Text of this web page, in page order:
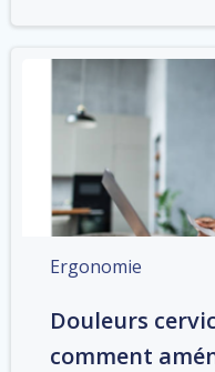
Ergonomie
Douleurs
comment